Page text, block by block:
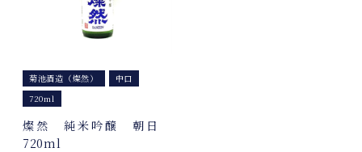
菊池酒造（燦然）
中口
720ml
燦然 純米吟醸 朝日
720ml